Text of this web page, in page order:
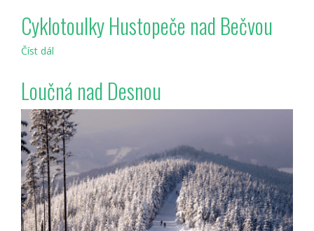
Cyklotoulky Hustopeče nad Bečvou
Číst dál
Bečvou
Loučná nad Desnou